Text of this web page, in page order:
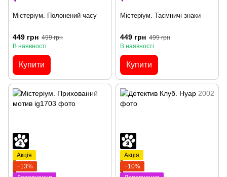
Містеріум. Полонений часу
449 грн 499 грн
В наявності
Купити
Містеріум. Таємничі знаки
449 грн 499 грн
В наявності
Купити
Акція
−13%
Акція
−10%